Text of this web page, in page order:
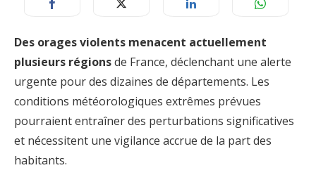
Des orages violents menacent actuellement
plusieurs régionsde France, déclenchant une alerte
urgente pour des dizaines de départements. Les
conditions météorologiques extrêmes prévues
pourraient entraîner des perturbations significatives
et nécessitent une vigilance accrue de la part des
habitants.